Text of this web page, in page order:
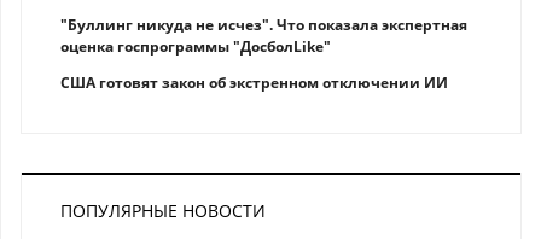
"Буллинг никуда не исчез". Что показала экспертная
оценка госпрограммы "ДосболLike"
США готовят закон об экстренном отключении ИИ
ПОПУЛЯРНЫЕ НОВОСТИ